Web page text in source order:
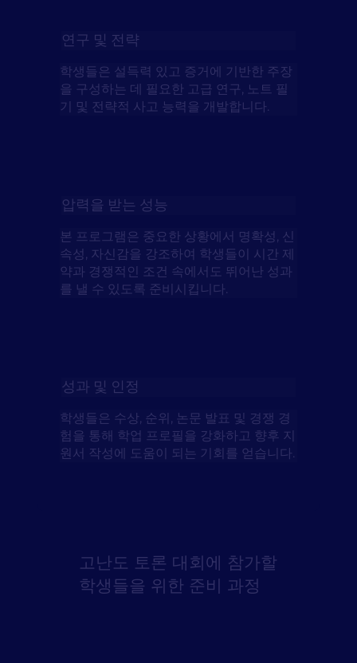
고난도 토론 대회에 참가할
학생들을 위한 준비 과정
연구 및 전략
학생들은 설득력 있고 증거에 기반한 주장
을 구성하는 데 필요한 고급 연구, 노트 필
기 및 전략적 사고 능력을 개발합니다.
압력을 받는 성능
본 프로그램은 중요한 상황에서 명확성, 신
속성, 자신감을 강조하여 학생들이 시간 제
약과 경쟁적인 조건 속에서도 뛰어난 성과
를 낼 수 있도록 준비시킵니다.
성과 및 인정
학생들은 수상, 순위, 논문 발표 및 경쟁 경
험을 통해 학업 프로필을 강화하고 향후 지
원서 작성에 도움이 되는 기회를 얻습니다.